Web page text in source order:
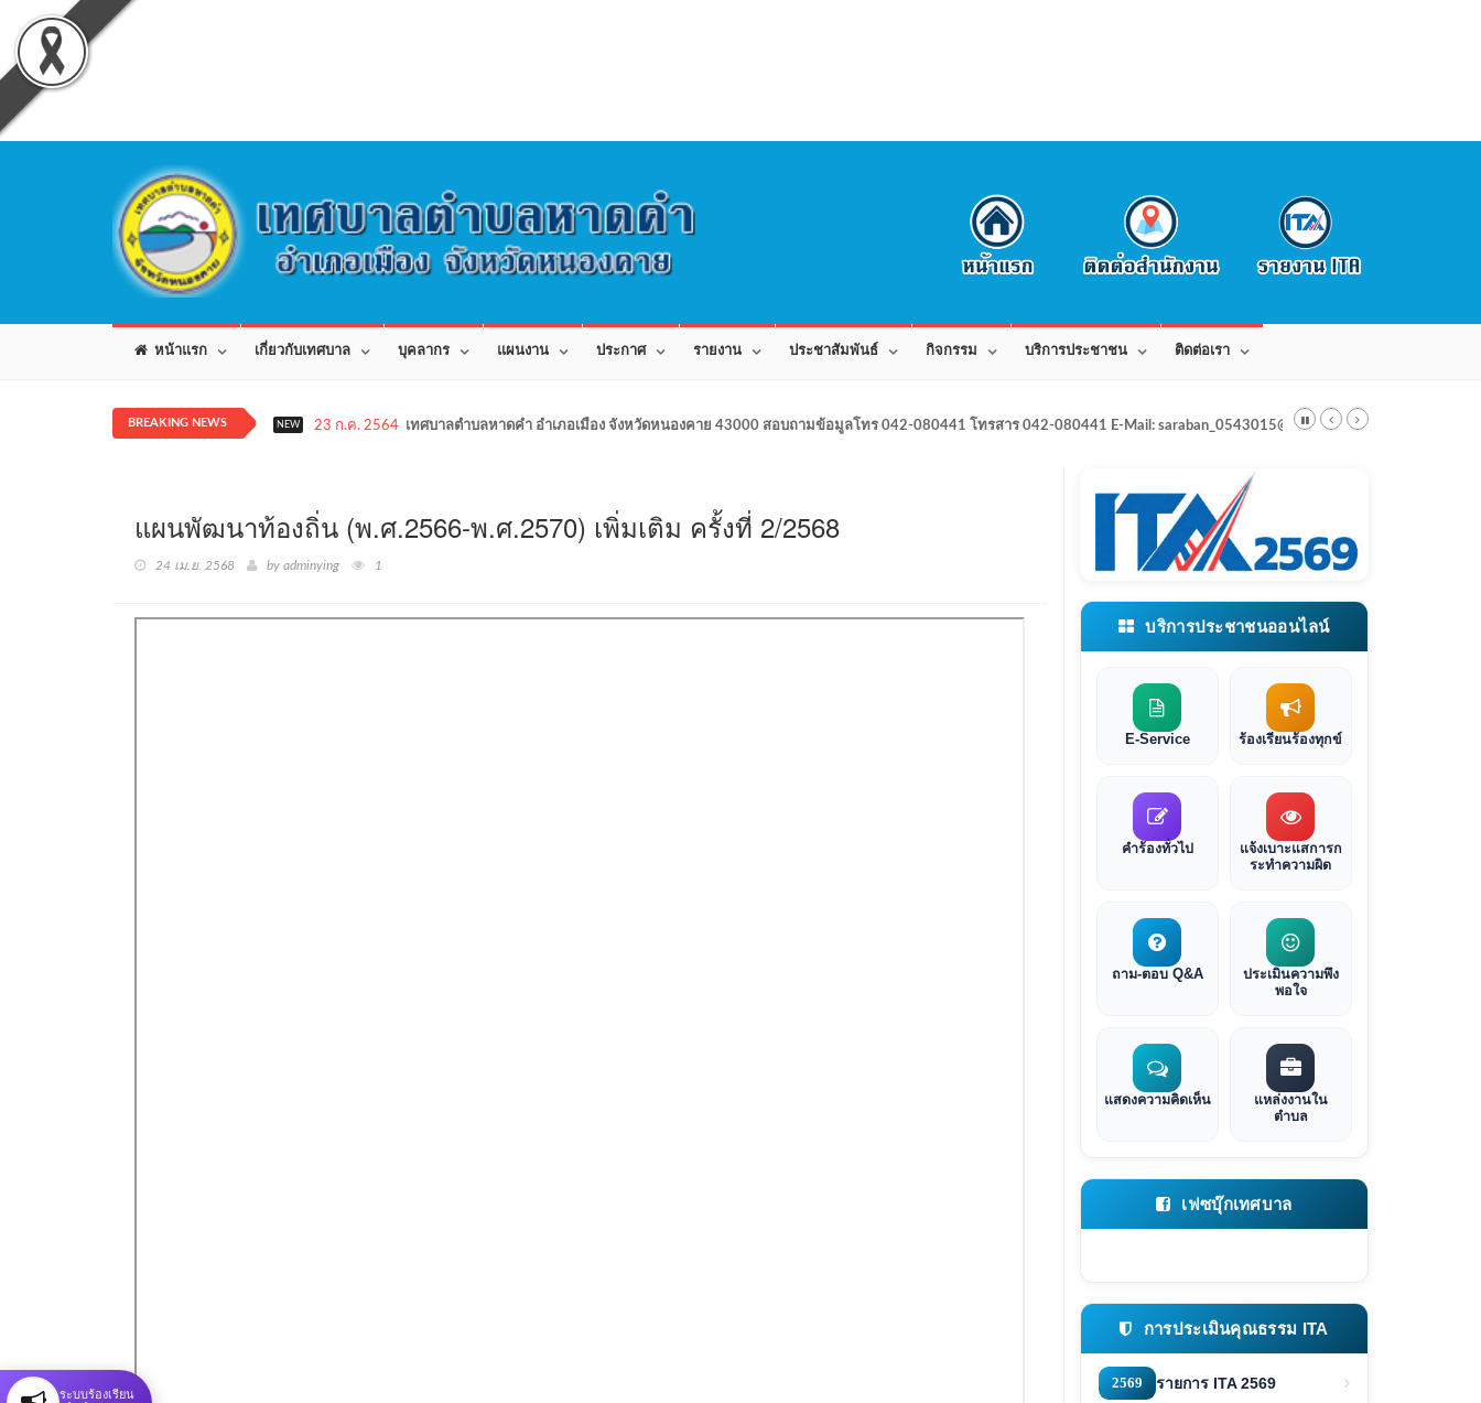
หน้าแรก เกี่ยวกับเทศบาล บุคลากร แผนงาน ประกาศ รายงาน ประชาสัมพันธ์ กิจกรรม บริการประชาชน ติดต่อเรา
BREAKING NEWS NEW 23 ก.ค. 2564 เทศบาลตำบลหาดคำ อำเภอเมือง จังหวัดหนองคาย 43000 สอบถามข้อมูลโทร 042-080441 โทรสาร 042-080441 E-Mail: saraban_0543015@dla.go.th
แผนพัฒนาท้องถิ่น (พ.ศ.2566-พ.ศ.2570) เพิ่มเติม ครั้งที่ 2/2568
24 เม.ย. 2568 by adminying 1
บริการประชาชนออนไลน์
E-Service ร้องเรียนร้องทุกข์
คำร้องทั่วไป
แจ้งเบาะแสการก
ระทำความผิด
ถาม-ตอบ Q&A
ประเมินความพึง
พอใจ
แสดงความคิดเห็น
แหล่งงานใน
ตำบล
เฟซบุ๊กเทศบาล
การประเมินคุณธรรม ITA
2569 รายการ ITA 2569
ระบบร้องเรียน